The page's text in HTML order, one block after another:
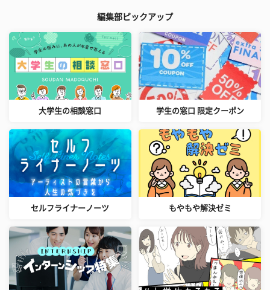
編集部ピックアップ
大学生の相談窓口 学生の窓口 限定クーポン
セルフライナーノーツ もやもや解決ゼミ